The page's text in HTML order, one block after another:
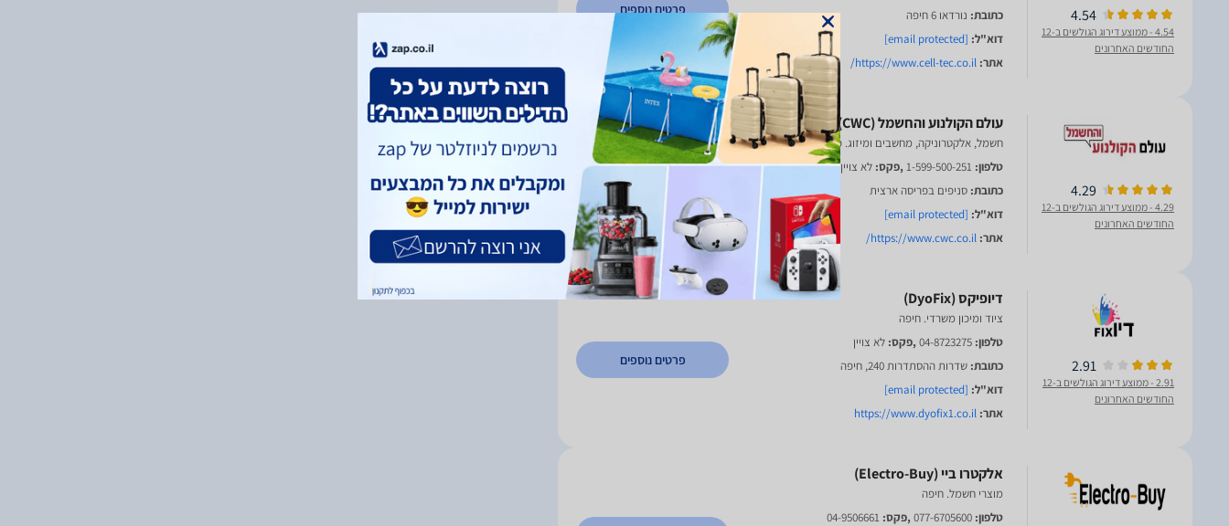
4.54
4.54
- ממוצע דירוג הגולשים ב-12
החודשים האחרונים
כתובת: נורדאו 6 חיפה
דוא"ל: [email protected]
אתר: https://www.cell-tec.co.il/
פרטים נוספים
4.29
4.29
- ממוצע דירוג הגולשים ב-12
החודשים האחרונים
חשמל, אלקטרוניקה, מחשבים ומיזוג. פריסה ארצית
טלפון: 1-599-500-251,פקס: לא צויין
כתובת: סניפים בפריסה ארצית
דוא"ל: [email protected]
אתר: https://www.cwc.co.il/
פרטים נוספים
2.91
2.91
- ממוצע דירוג הגולשים ב-12
החודשים האחרונים
ציוד ומיכון משרדי. חיפה
טלפון: 04-8723275,פקס: לא צויין
כתובת: שדרות ההסתדרות 240, חיפה
דוא"ל: [email protected]
אתר: https://www.dyofix1.co.il
פרטים נוספים
מוצרי חשמל. חיפה
טלפון: 077-6705600,פקס: 04-9506661